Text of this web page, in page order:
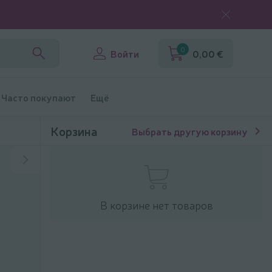
Войти 0 0,00 €
Часто покупают Ещё
Корзина Выбрать другую корзину
В корзине нет товаров